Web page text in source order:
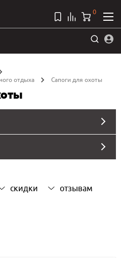
0
отдыха
Сапоги для охоты
скидки отзывам